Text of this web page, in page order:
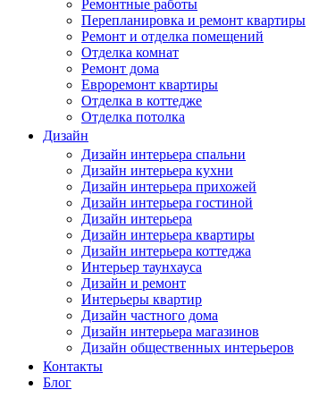
Ремонтные работы
Перепланировка и ремонт квартиры
Ремонт и отделка помещений
Отделка комнат
Ремонт дома
Евроремонт квартиры
Отделка в коттедже
Отделка потолка
Дизайн
Дизайн интерьера спальни
Дизайн интерьера кухни
Дизайн интерьера прихожей
Дизайн интерьера гостиной
Дизайн интерьера
Дизайн интерьера квартиры
Дизайн интерьера коттеджа
Интерьер таунхауса
Дизайн и ремонт
Интерьеры квартир
Дизайн частного дома
Дизайн интерьера магазинов
Дизайн общественных интерьеров
Контакты
Блог